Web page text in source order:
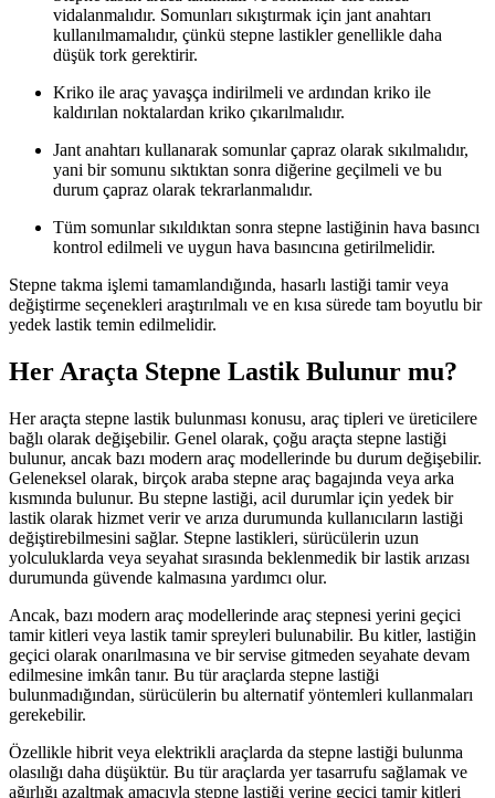
vidalanmalıdır. Somunları sıkıştırmak için jant anahtarı
kullanılmamalıdır, çünkü stepne lastikler genellikle daha
düşük tork gerektirir.
Kriko ile araç yavaşça indirilmeli ve ardından kriko ile
kaldırılan noktalardan kriko çıkarılmalıdır.
Jant anahtarı kullanarak somunlar çapraz olarak sıkılmalıdır,
yani bir somunu sıktıktan sonra diğerine geçilmeli ve bu
durum çapraz olarak tekrarlanmalıdır.
Tüm somunlar sıkıldıktan sonra stepne lastiğinin hava basıncı
kontrol edilmeli ve uygun hava basıncına getirilmelidir.
Stepne takma işlemi tamamlandığında, hasarlı lastiği tamir veya
değiştirme seçenekleri araştırılmalı ve en kısa sürede tam boyutlu bir
yedek lastik temin edilmelidir.
Her Araçta Stepne Lastik Bulunur mu?
Her araçta stepne lastik bulunması konusu, araç tipleri ve üreticilere
bağlı olarak değişebilir. Genel olarak, çoğu araçta stepne lastiği
bulunur, ancak bazı modern araç modellerinde bu durum değişebilir.
Geleneksel olarak, birçok araba stepne araç bagajında veya arka
kısmında bulunur. Bu stepne lastiği, acil durumlar için yedek bir
lastik olarak hizmet verir ve arıza durumunda kullanıcıların lastiği
değiştirebilmesini sağlar. Stepne lastikleri, sürücülerin uzun
yolculuklarda veya seyahat sırasında beklenmedik bir lastik arızası
durumunda güvende kalmasına yardımcı olur.
Ancak, bazı modern araç modellerinde araç stepnesi yerini geçici
tamir kitleri veya lastik tamir spreyleri bulunabilir. Bu kitler, lastiğin
geçici olarak onarılmasına ve bir servise gitmeden seyahate devam
edilmesine imkân tanır. Bu tür araçlarda stepne lastiği
bulunmadığından, sürücülerin bu alternatif yöntemleri kullanmaları
gerekebilir.
Özellikle hibrit veya elektrikli araçlarda da stepne lastiği bulunma
olasılığı daha düşüktür. Bu tür araçlarda yer tasarrufu sağlamak ve
ağırlığı azaltmak amacıyla stepne lastiği yerine geçici tamir kitleri